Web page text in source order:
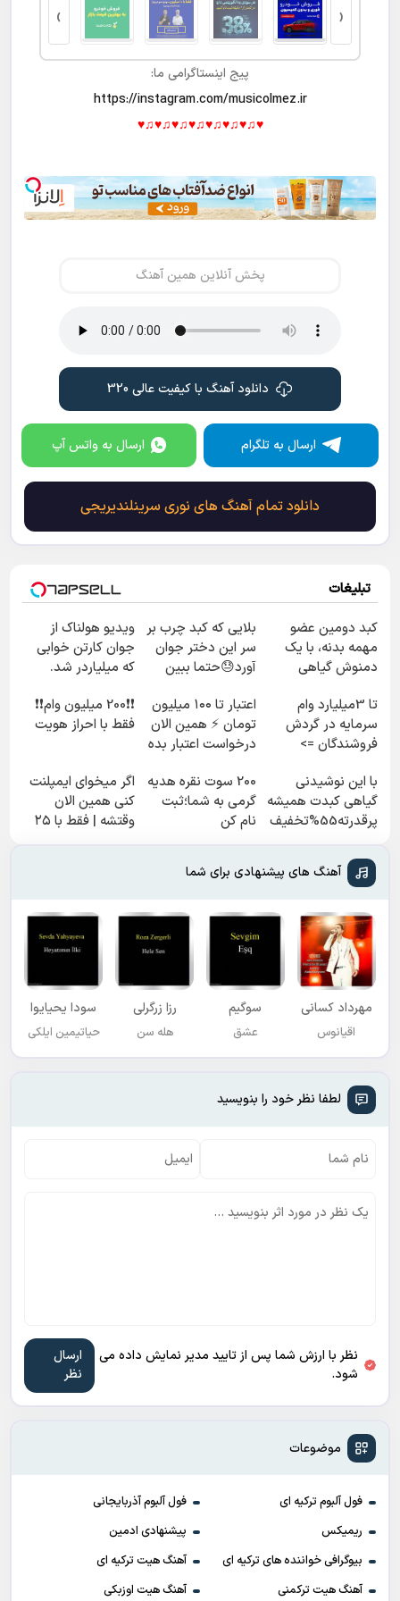
موضوعات
فول آلبوم ترکیه ای
فول آلبوم آذربایجانی
ریمیکس
پیشنهادی ادمین
بیوگرافی خواننده های ترکیه ای
آهنگ هیت ترکیه ای
آهنگ هیت ترکمنی
آهنگ هیت اوزبکی
‹
›
پیج اینستاگرامی ما:
https://instagram.com/musicolmez.ir
♥♫♥♫♥♫♥♫♥♫♥♫♥♫♥
پخش آنلاین همین آهنگ
دانلود آهنگ با کیفیت عالی 320
ارسال به تلگرام ارسال به واتس آپ
دانلود تمام آهنگ های نوری سرینلندیریجی
تبلیغات
کبد دومین عضو
مهمه بدنه، با یک
دمنوش گیاهی
بلایی که کبد چرب بر
سر این دختر جوان
آورد😓حتما ببین
ویدیو هولناک از
جوان کارتن خوابی
که میلیاردر شد.
تا 3میلیارد وام
سرمایه در گردش
فروشندگان =>
کن
اعتبار تا ۱۰۰ میلیون
تومان ⚡ همین الان
درخواست اعتبار بده
❗❗200 میلیون وام❗❗
فقط با احراز هویت
با این نوشیدنی
گیاهی کبدت همیشه
پرقدرته55%تخفیف
200 سوت نقره هدیه
گرمی به شما؛ثبت
نام کن
اگر میخوای ایمپلنت
کنی همین الان
وقتشه | فقط با ۲۵
میلیون تومان!!!
آهنگ های پیشنهادی برای شما
مهرداد کسانی
اقیانوس
سوگیم
عشق
رزا زرگرلی
هله سن
سودا یحیایوا
حیاتیمین ایلکی
لطفا نظر خود را بنویسید
نظر با ارزش شما پس از تایید مدیر نمایش داده می
شود.